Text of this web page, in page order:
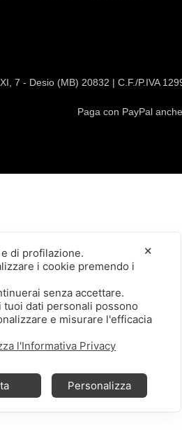
7 - Desio (MB) 20832 | C.F./P.IVA
Paga con PayPal
✕
di profilazione.
i cookie premendo i
senza accettare.
dati personali possono
e misurare l'efficacia
l'Informativa Privacy
Personalizza